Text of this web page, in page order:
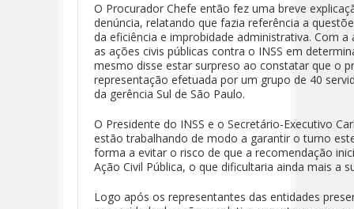
O Procurador Chefe então fez uma breve
denúncia, relatando que fazia referência a
da eficiência e improbidade administrativa. Com
as ações civis públicas contra o INSS em
mesmo disse estar surpreso ao constatar que o
representação efetuada por um grupo de 40
da gerência Sul de São Paulo.
O Presidente do INSS e o Secretário-Executivo
estão trabalhando de modo a garantir o turno
forma a evitar o risco de que a recomendação
Ação Civil Pública, o que dificultaria ainda mais a
Logo após os representantes das entidades